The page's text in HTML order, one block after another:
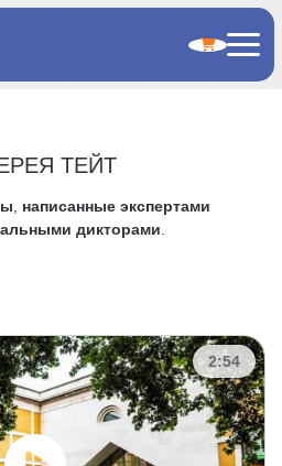
ТЕЙТ
написанные экспертами
дикторами
2:54